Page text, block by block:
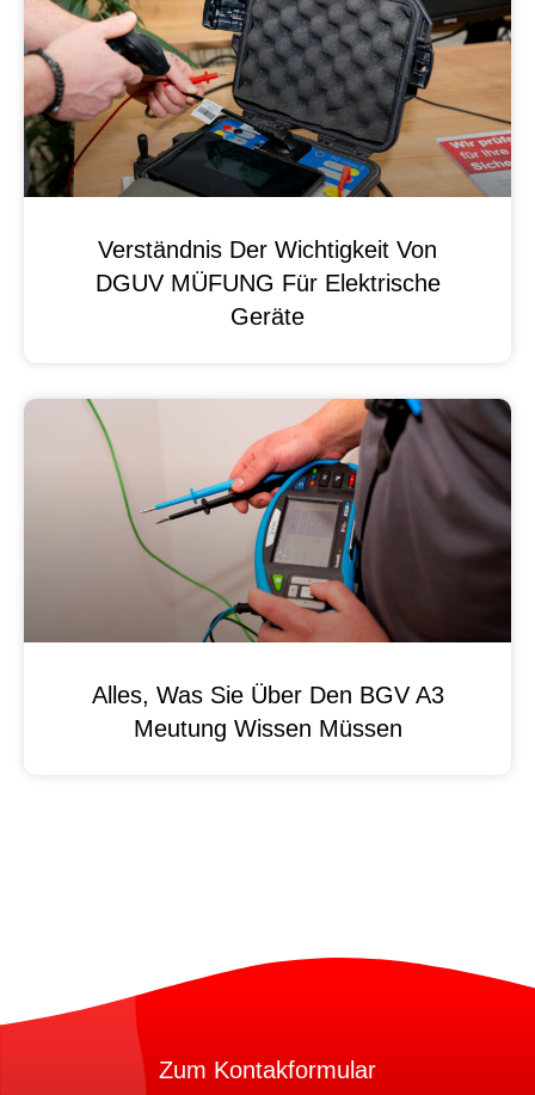
Verständnis Der Wichtigkeit Von
DGUV MÜFUNG Für Elektrische
Geräte
Alles, Was Sie Über Den BGV A3
Meutung Wissen Müssen
Zum Kontakformular